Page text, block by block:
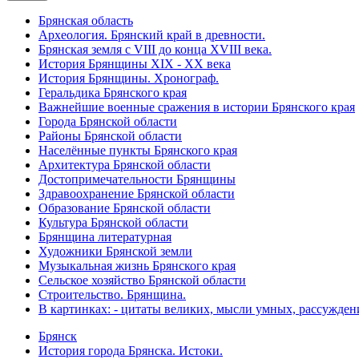
Брянская область
Археология. Брянский край в древности.
Брянская земля с VIII до конца XVIII века.
История Брянщины XIX - XX века
История Брянщины. Хронограф.
Геральдика Брянского края
Важнейшие военные сражения в истории Брянского края
Города Брянской области
Районы Брянской области
Населённые пункты Брянского края
Архитектура Брянской области
Достопримечательности Брянщины
Здравоохранение Брянской области
Образование Брянской области
Культура Брянской области
Брянщина литературная
Художники Брянской земли
Музыкальная жизнь Брянского края
Сельское хозяйство Брянской области
Строительство. Брянщина.
В картинках: - цитаты великих, мысли умных,
Брянск
История города Брянска. Истоки.